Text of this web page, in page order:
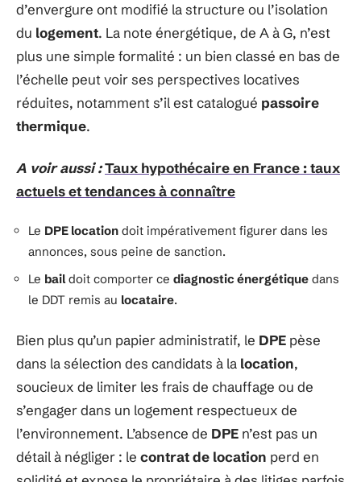
d’envergure ont modifié la structure ou l’isolation
du logement. La note énergétique, de A à G, n’est
plus une simple formalité : un bien classé en bas de
l’échelle peut voir ses perspectives locatives
réduites, notamment s’il est catalogué passoire
thermique.
A voir aussi :Taux hypothécaire en France : taux
actuels et tendances à connaître
Le DPE location doit impérativement figurer dans les
annonces, sous peine de sanction.
Le bail doit comporter ce diagnostic énergétique dans
le DDT remis au locataire.
Bien plus qu’un papier administratif, le DPE pèse
dans la sélection des candidats à la location,
soucieux de limiter les frais de chauffage ou de
s’engager dans un logement respectueux de
l’environnement. L’absence de DPE n’est pas un
détail à négliger : le contrat de location perd en